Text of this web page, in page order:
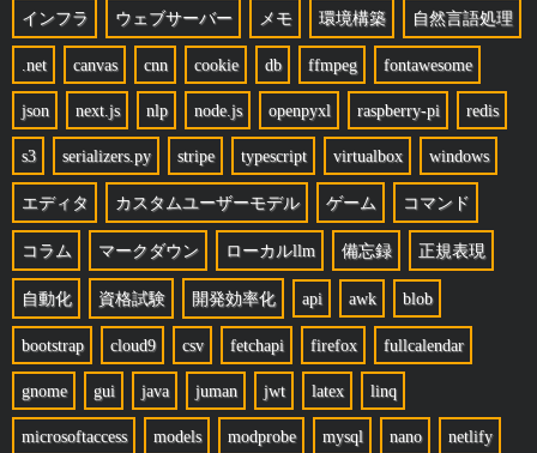
インフラ ウェブサーバー メモ 環境構築 自然言語処理
.net canvas cnn cookie db ffmpeg fontawesome
json next.js nlp node.js openpyxl raspberry-pi redis
s3 serializers.py stripe typescript virtualbox windows
エディタ カスタムユーザーモデル ゲーム コマンド
コラム マークダウン ローカルllm 備忘録 正規表現
自動化 資格試験 開発効率化 api awk blob
bootstrap cloud9 csv fetchapi firefox fullcalendar
gnome gui java juman jwt latex linq
microsoftaccess models modprobe mysql nano netlify